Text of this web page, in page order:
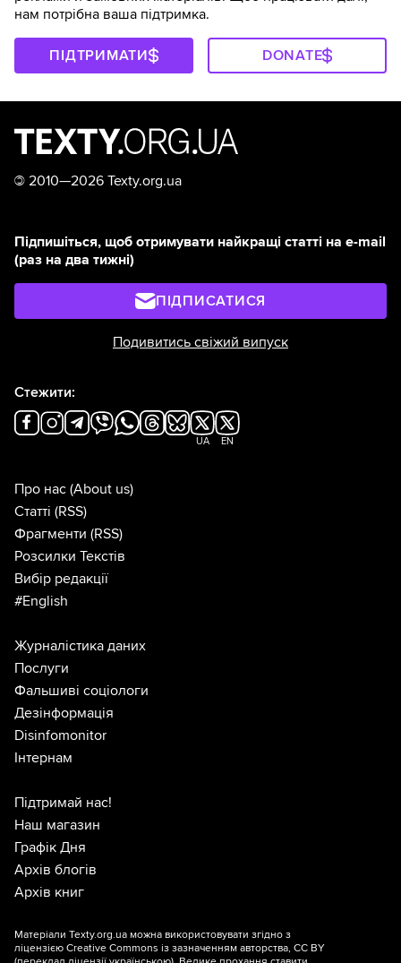
нам потрібна ваша підтримка.
ПІДТРИМАТИ DONATE
© 2010—2026 Texty.org.ua
Підпишіться, щоб отримувати найкращі статті на e-mail
(раз на два тижні)
ПІДПИСАТИСЯ
Подивитись свіжий випуск
Стежити:
UA EN
Про нас (About us)
Статті (RSS)
Фрагменти (RSS)
Розсилки Текстів
Вибір редакції
#English
Журналістика даних
Послуги
Фальшиві соціологи
Дезінформація
Disinfomonitor
Інтернам
Підтримай нас!
Наш магазин
Графік Дня
Архів блогів
Архів книг
Матеріали Texty.org.ua можна використовувати згідно з
ліцензією Creative Commons із зазначенням авторства, CC BY